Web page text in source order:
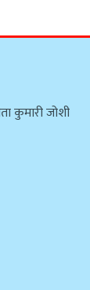
कुमारी जोशी